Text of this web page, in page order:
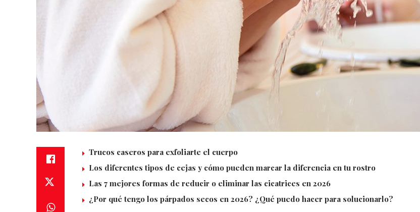
Trucos caseros para exfoliarte el cuerpo
Los diferentes tipos de cejas y cómo pueden marcar la diferencia en tu rostro
Las 7 mejores formas de reducir o eliminar las cicatrices en 2026
¿Por qué tengo los párpados secos en 2026? ¿Qué puedo hacer para solucionarlo?